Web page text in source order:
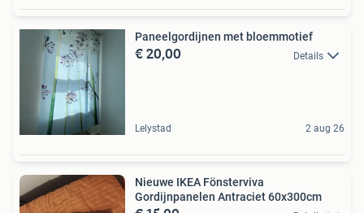
Paneelgordijnen met bloemmotief
€ 20,00 Details
Lelystad 2 aug 26
Nieuwe IKEA Fönsterviva
Gordijnpanelen Antraciet 60x300cm